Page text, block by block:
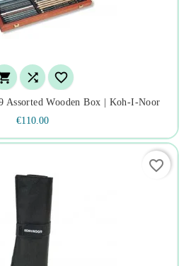
 
Assorted Wooden Box | Koh-I-Noor
€110.00
favorite_border